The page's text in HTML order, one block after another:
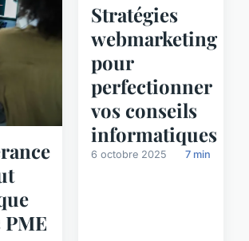
Stratégies
webmarketing
pour
perfectionner
vos conseils
informatiques
6 octobre 2025 7 min